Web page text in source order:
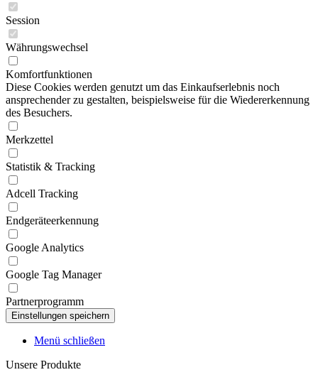
Session
Währungswechsel
Komfortfunktionen
Diese Cookies werden genutzt um das Einkaufserlebnis noch
ansprechender zu gestalten, beispielsweise für die Wiedererkennung
des Besuchers.
Merkzettel
Statistik & Tracking
Adcell Tracking
Endgeräteerkennung
Google Analytics
Google Tag Manager
Partnerprogramm
Menü schließen
Unsere Produkte